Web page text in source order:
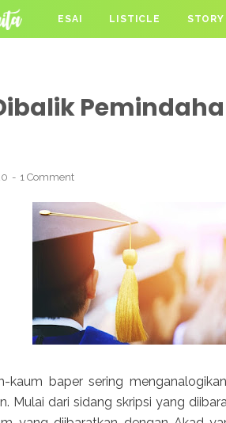
ESAI LISTICLE STORY
1 Comment
kaum baper sering
Mulai dari sidang skripsi yang